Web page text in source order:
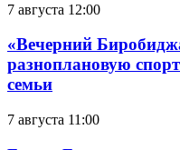
7 августа 12:00
«Вечерний
разноплановую
семьи
7 августа 11:00